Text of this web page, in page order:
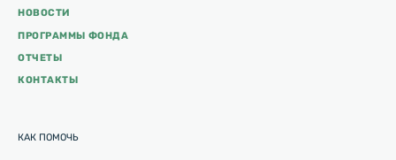
НОВОСТИ
ПРОГРАММЫ ФОНДА
ОТЧЕТЫ
КОНТАКТЫ
КАК ПОМОЧЬ